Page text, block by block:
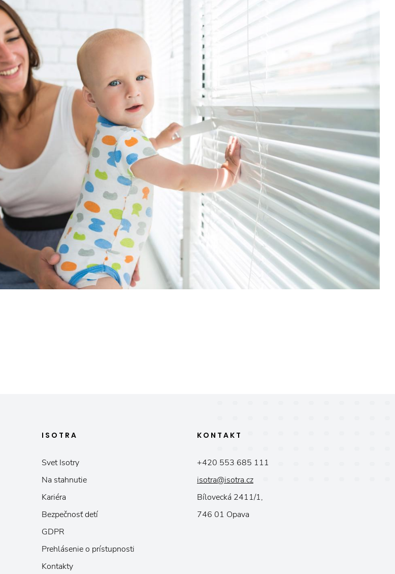
ISOTRA
Svet Isotry
Na stahnutie
Kariéra
Bezpečnosť detí
GDPR
Prehlásenie o prístupnosti
Kontakty
KONTAKT
+420 553 685 111
isotra@isotra.cz
Bílovecká 2411/1,
746 01 Opava